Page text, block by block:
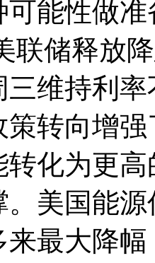
可能性做
储释放
维持利
策转向增
转化为
。美国能
最大降